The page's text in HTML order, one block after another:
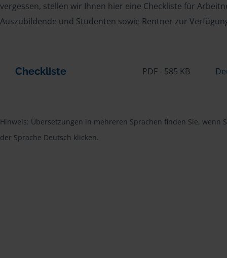
vergessen, stellen wir Ihnen hier eine Checkliste für
Auszubildende und Studenten sowie Rentner zur
Checkliste PDF - 585 KB
Hinweis: Übersetzungen in mehreren Sprachen finden Sie, wenn
der Sprache Deutsch klicken.